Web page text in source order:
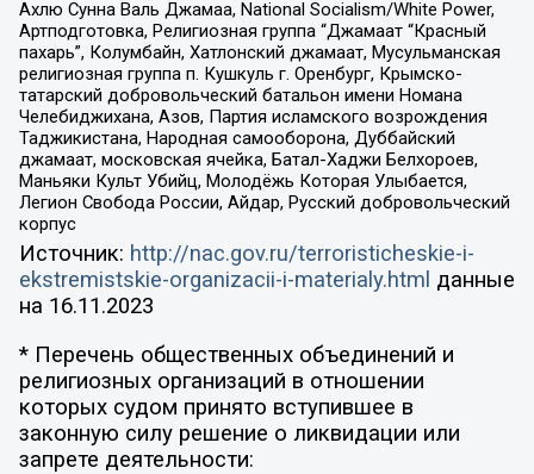
Ахлю Сунна Валь Джамаа, National Socialism/White Power,
Артподготовка, Религиозная группа “Джамаат “Красный
пахарь”, Колумбайн, Хатлонский джамаат, Мусульманская
религиозная группа п. Кушкуль г. Оренбург, Крымско-
татарский добровольческий батальон имени Номана
Челебиджихана, Азов, Партия исламского возрождения
Таджикистана, Народная самооборона, Дуббайский
джамаат, московская ячейка, Батал-Хаджи Белхороев,
Маньяки Культ Убийц, Молодёжь Которая Улыбается,
Легион Свобода России, Айдар, Русский добровольческий
корпус
Источник: http://nac.gov.ru/terroristicheskie-i-
ekstremistskie-organizacii-i-materialy.html данные
на 16.11.2023
* Перечень общественных объединений и
религиозных организаций в отношении
которых судом принято вступившее в
законную силу решение о ликвидации или
запрете деятельности: